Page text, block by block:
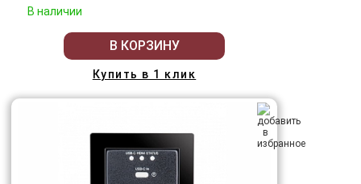
В наличии
В КОРЗИНУ
Купить в 1 клик